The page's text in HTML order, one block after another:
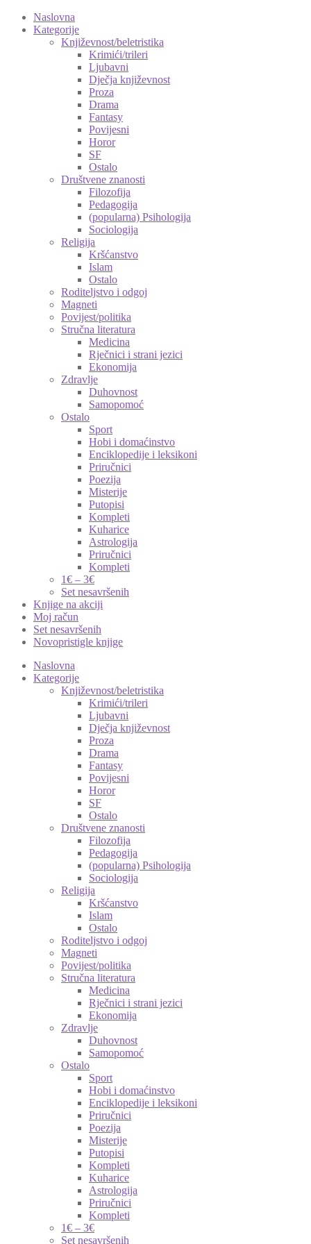
Naslovna
Kategorije
Književnost/beletristika
Krimići/trileri
Ljubavni
Dječja književnost
Proza
Drama
Fantasy
Povijesni
Horor
SF
Ostalo
Društvene znanosti
Filozofija
Pedagogija
(popularna) Psihologija
Sociologija
Religija
Kršćanstvo
Islam
Ostalo
Roditeljstvo i odgoj
Magneti
Povijest/politika
Stručna literatura
Medicina
Rječnici i strani jezici
Ekonomija
Zdravlje
Duhovnost
Samopomoć
Ostalo
Sport
Hobi i domaćinstvo
Enciklopedije i leksikoni
Priručnici
Poezija
Misterije
Putopisi
Kompleti
Kuharice
Astrologija
Priručnici
Kompleti
1€ – 3€
Set nesavršenih
Knjige na akciji
Moj račun
Set nesavršenih
Novopristigle knjige
Naslovna
Kategorije
Književnost/beletristika
Krimići/trileri
Ljubavni
Dječja književnost
Proza
Drama
Fantasy
Povijesni
Horor
SF
Ostalo
Društvene znanosti
Filozofija
Pedagogija
(popularna) Psihologija
Sociologija
Religija
Kršćanstvo
Islam
Ostalo
Roditeljstvo i odgoj
Magneti
Povijest/politika
Stručna literatura
Medicina
Rječnici i strani jezici
Ekonomija
Zdravlje
Duhovnost
Samopomoć
Ostalo
Sport
Hobi i domaćinstvo
Enciklopedije i leksikoni
Priručnici
Poezija
Misterije
Putopisi
Kompleti
Kuharice
Astrologija
Priručnici
Kompleti
1€ – 3€
Set nesavršenih